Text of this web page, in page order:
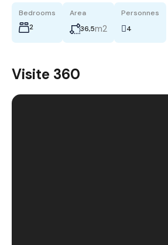
Bedrooms
2
Area
36,5m2
Personnes
4
Visite 360